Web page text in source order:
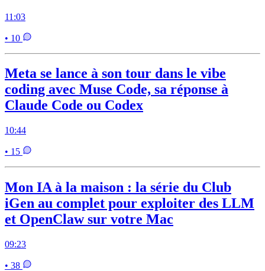
11:03
• 10
Meta se lance à son tour dans le vibe
coding avec Muse Code, sa réponse à
Claude Code ou Codex
10:44
• 15
Mon IA à la maison : la série du Club
iGen au complet pour exploiter des LLM
et OpenClaw sur votre Mac
09:23
• 38